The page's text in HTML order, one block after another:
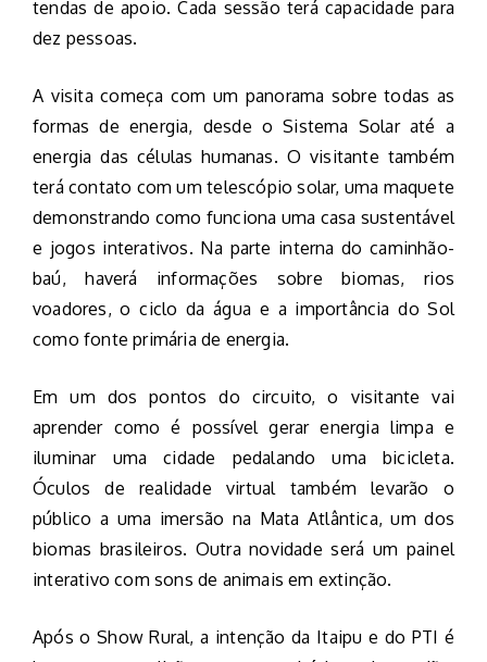
tendas de apoio. Cada sessão terá capacidade para
dez pessoas.
A visita começa com um panorama sobre todas as
formas de energia, desde o Sistema Solar até a
energia das células humanas. O visitante também
terá contato com um telescópio solar, uma maquete
demonstrando como funciona uma casa sustentável
e jogos interativos. Na parte interna do caminhão-
baú, haverá informações sobre biomas, rios
voadores, o ciclo da água e a importância do Sol
como fonte primária de energia.
Em um dos pontos do circuito, o visitante vai
aprender como é possível gerar energia limpa e
iluminar uma cidade pedalando uma bicicleta.
Óculos de realidade virtual também levarão o
público a uma imersão na Mata Atlântica, um dos
biomas brasileiros. Outra novidade será um painel
interativo com sons de animais em extinção.
Após o Show Rural, a intenção da Itaipu e do PTI é